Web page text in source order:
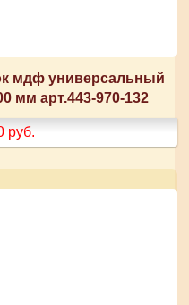
мдф универсальный
мм арт.443-970-132
руб.